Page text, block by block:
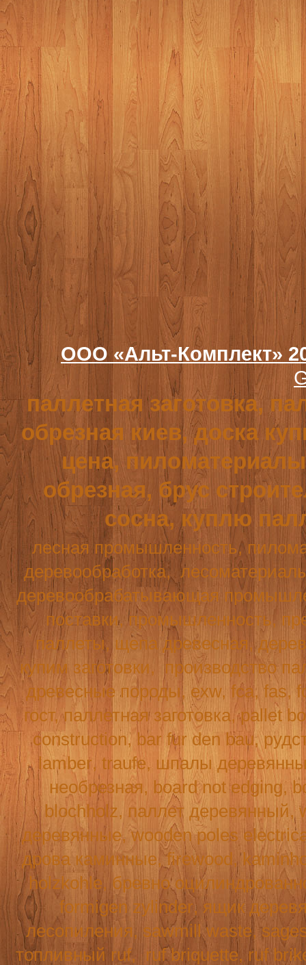
ООО «Альт-Комплект»
паллетная заготовка,
обрезная киев, доска
цена,
обрезная, брус
сосна, куплю
лесная промышленность,
деревообработка,
деревообрабатывающая
поставки, промышленность,
паллеты, щепа древесная,
купим заготовки, производство
древесные породы, exw, fca, fas,
гост, паллетная заготовка, pallet
construction, bar fur den bau,
lamber,traufe, шпалы
необрезная, board not edging,
blochholz, паллет деревянный,
деревянные,wooden poles
дрова каминные,firewood,
holzkohle, бревно
formigen zylinder, ящик
лесопиления, sawmill waste,
топливный ruf, ruf briquette, ruf